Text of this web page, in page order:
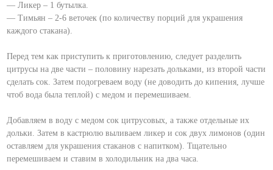
— Ликер – 1 бутылка.
— Тимьян – 2-6 веточек (по количеству порций для украшения
каждого стакана).
Перед тем как приступить к приготовлению, следует разделить
цитрусы на две части – половину нарезать дольками, из второй части
сделать сок. Затем подогреваем воду (не доводить до кипения, лучше
чтоб вода была теплой) с медом и перемешиваем.
Добавляем в воду с медом сок цитрусовых, а также отдельные их
дольки. Затем в кастрюлю выливаем ликер и сок двух лимонов (один
оставляем для украшения стаканов с напитком). Тщательно
перемешиваем и ставим в холодильник на два часа.